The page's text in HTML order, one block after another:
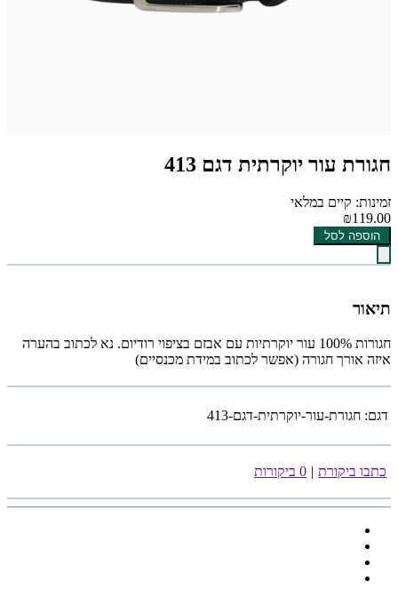
חגורת עור יוקרתית דגם 413
זמינות: קיים במלאי
₪119.00
הוספה לסל
תיאור
חגורות 100% עור יוקרתיות עם אבזם בציפוי רודיום. נא לכתוב בהערה
איזה אורך חגורה (אפשר לכתוב במידת מכנסיים)
דגם: חגורת-עור-יוקרתית-דגם-413
כתבו ביקורת | 0 ביקורות